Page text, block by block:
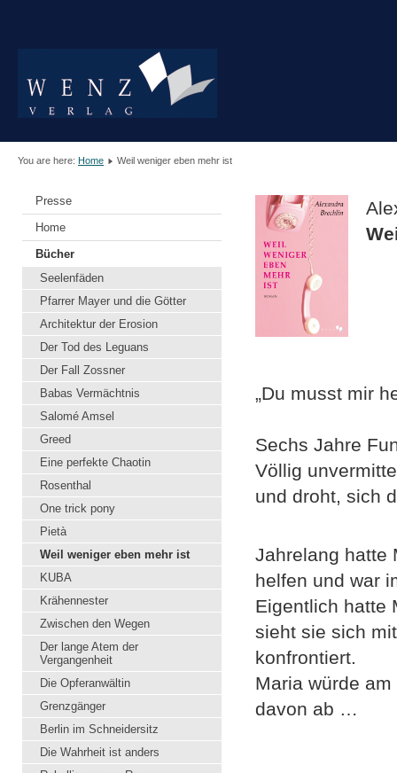
You are here: Home Weil weniger eben mehr ist
Presse
Home
Bücher
Seelenfäden
Pfarrer Mayer und die Götter
Architektur der Erosion
Der Tod des Leguans
Der Fall Zossner
Babas Vermächtnis
Salomé Amsel
Greed
Eine perfekte Chaotin
Rosenthal
One trick pony
Pietà
Weil weniger eben mehr ist
KUBA
Krähennester
Zwischen den Wegen
Der lange Atem der
Vergangenheit
Die Opferanwältin
Grenzgänger
Berlin im Schneidersitz
Die Wahrheit ist anders
„Du musst mir
Sechs Jahre
Völlig
und droht, sich
Jahrelang hatte
helfen und war
Eigentlich hatte
sieht sie sich
konfrontiert.
Maria würde
davon ab …